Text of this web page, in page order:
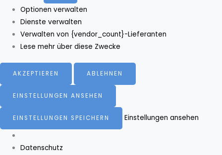
Optionen verwalten
Dienste verwalten
Verwalten von {vendor_count}-Lieferanten
Lese mehr über diese Zwecke
AKZEPTIEREN ABLEHNEN
EINSTELLUNGEN ANSEHEN
EINSTELLUNGEN SPEICHERN Einstellungen ansehen
Datenschutz